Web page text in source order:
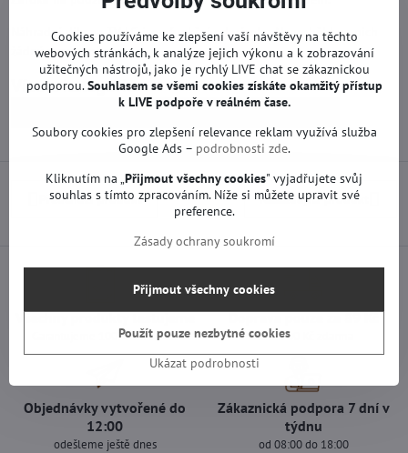
Náhradní díly na TV LG jsou funkční od výroby. Neproběhl na nich
žádný servis ani oprava.
Více z kategorie
Náhradní díly | LG TV
Předchozí produkt Následující produkt
Všechny produkty testujeme
Garantujeme 100% funkčnost
Doprava pouze za 89 Kč
nad 1500 Kč zdarma
Objednávky vytvořené do
12:00
odešleme ještě dnes
Zákaznická podpora 7 dní v
týdnu
od 08:00 do 18:00
Cookies používáme ke zlepšení vaší návštěvy na těchto
webových stránkách, k analýze jejich výkonu a k zobrazování
užitečných nástrojů, jako je rychlý LIVE chat se zákaznickou
podporou.Souhlasem se všemi cookies získáte okamžitý přístup
k LIVE podpoře v reálném čase.
Soubory cookies pro zlepšení relevance reklam využívá služba
Google Ads – podrobnosti zde.
Kliknutím na „Přijmout všechny cookies" vyjadřujete svůj
souhlas s tímto zpracováním. Níže si můžete upravit své
preference.
Zásady ochrany soukromí
Ukázat podrobnosti
Přijmout všechny cookies
Použít pouze nezbytné cookies